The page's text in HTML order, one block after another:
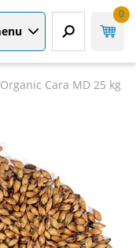
0
Cara MD 25 kg